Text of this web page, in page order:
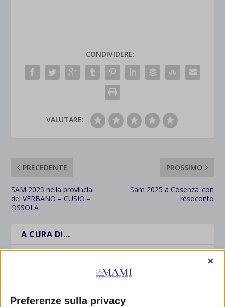
CONDIVIDERE:
VALUTARE:
PRECEDENTE
SAM 2025 nella provincia
del VERBANO – CUSIO –
OSSOLA
PROSSIMO
Sam 2025 a Cosenza_con
resoconto
A CURA DI…
Preferenze sulla privacy
×